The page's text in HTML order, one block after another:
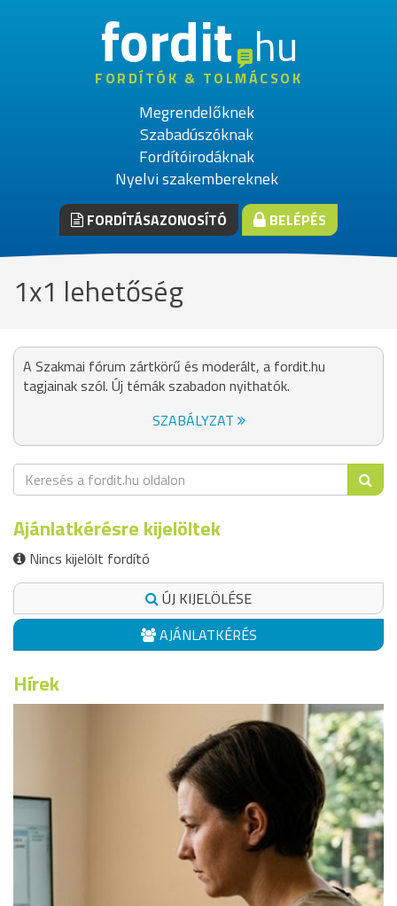
fordithu
FORDÍTÓK & TOLMÁCSOK
Megrendelőknek
Szabadúszóknak
Fordítóirodáknak
Nyelvi szakembereknek
FORDÍTÁSAZONOSÍTÓ BELÉPÉS
1x1 lehetőség
A Szakmai fórum zártkörű és moderált, a fordit.hu
tagjainak szól. Új témák szabadon nyithatók.
SZABÁLYZAT
Ajánlatkérésre kijelöltek
Nincs kijelölt fordító
ÚJ KIJELÖLÉSE
AJÁNLATKÉRÉS
Hírek